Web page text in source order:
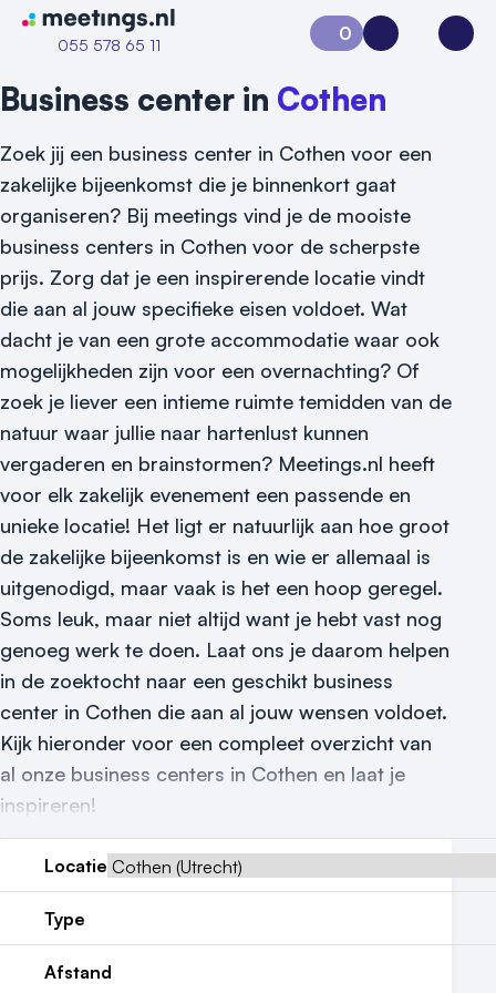
Naar home van Meetings
055 578 65 11
Vraag locatie aan
Locatiegids
Meld locatie aan
Nieuws
Reviews (5⭐️)
Contact
0
Aanvraag 0Inloggen
Business center in Cothen
Zoek jij een business center in Cothen voor een
zakelijke bijeenkomst die je binnenkort gaat
organiseren? Bij meetings vind je de mooiste
business centers in Cothen voor de scherpste
prijs. Zorg dat je een inspirerende locatie vindt
die aan al jouw specifieke eisen voldoet. Wat
dacht je van een grote accommodatie waar ook
mogelijkheden zijn voor een overnachting? Of
zoek je liever een intieme ruimte temidden van de
natuur waar jullie naar hartenlust kunnen
vergaderen en brainstormen? Meetings.nl heeft
voor elk zakelijk evenement een passende en
unieke locatie! Het ligt er natuurlijk aan hoe groot
de zakelijke bijeenkomst is en wie er allemaal is
uitgenodigd, maar vaak is het een hoop geregel.
Soms leuk, maar niet altijd want je hebt vast nog
genoeg werk te doen. Laat ons je daarom helpen
in de zoektocht naar een geschikt business
center in Cothen die aan al jouw wensen voldoet.
Kijk hieronder voor een compleet overzicht van
al onze business centers in Cothen en laat je
inspireren!
Locatie
Type
Afstand